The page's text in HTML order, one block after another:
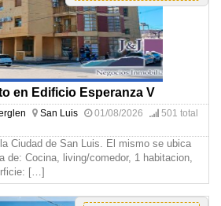
en Edificio Esperanza V
San Luis 01/08/2026
501 total
Ciudad de San Luis. El mismo se ubica
de: Cocina, living/comedor, 1 habitacion,
[…]